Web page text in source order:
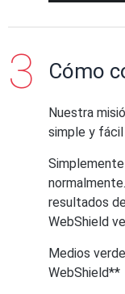
Cómo
Nuestra
simple y fácil
resultados
WebShield
Medios
WebShield**